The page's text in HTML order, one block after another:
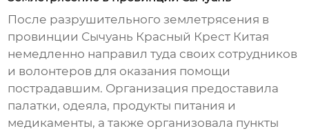
После разрушительного землетрясения в
провинции Сычуань Красный Крест Китая
немедленно направил туда своих сотрудников
и волонтеров для оказания помощи
пострадавшим. Организация предоставила
палатки, одеяла, продукты питания и
медикаменты, а также организовала пункты